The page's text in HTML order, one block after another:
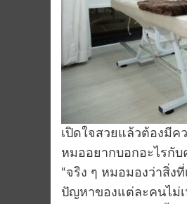
เปิดใจสวยแล้วต้องมีค
หมออยากบอกอะไรกั
“จริง ๆ หมอมองว่าสิ่ง
ปัญหาของแต่ละคนไม่